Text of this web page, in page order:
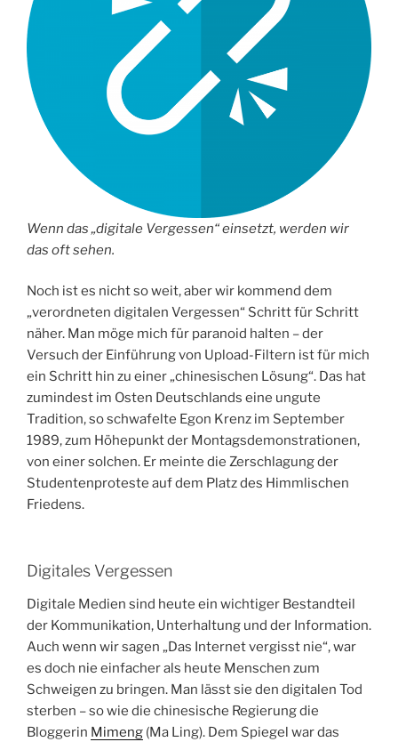
Wenn das „digitale Vergessen“ einsetzt, werden wir
das oft sehen.
Noch ist es nicht so weit, aber wir kommend dem
„verordneten digitalen Vergessen“ Schritt für Schritt
näher. Man möge mich für paranoid halten – der
Versuch der Einführung von Upload-Filtern ist für mich
ein Schritt hin zu einer „chinesischen Lösung“. Das hat
zumindest im Osten Deutschlands eine ungute
Tradition, so schwafelte Egon Krenz im September
1989, zum Höhepunkt der Montagsdemonstrationen,
von einer solchen. Er meinte die Zerschlagung der
Studentenproteste auf dem Platz des Himmlischen
Friedens.
Digitales Vergessen
Digitale Medien sind heute ein wichtiger Bestandteil
der Kommunikation, Unterhaltung und der Information.
Auch wenn wir sagen „Das Internet vergisst nie“, war
es doch nie einfacher als heute Menschen zum
Schweigen zu bringen. Man lässt sie den digitalen Tod
sterben – so wie die chinesische Regierung die
Bloggerin Mimeng (Ma Ling). Dem Spiegel war das